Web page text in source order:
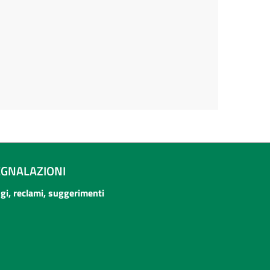
reclami, suggerimenti